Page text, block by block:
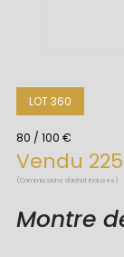
LOT 360
80 / 100 €
Vendu
(Commissions d'achat incluses)
Montre